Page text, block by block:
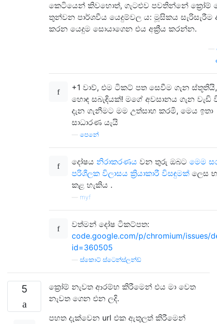
කෙටියෙන් කිවහොත්, ගැටළුව පවතින්නේ ක්‍රෝම්
තුන්වන පාර්ශවීය යෙදුම්වල ය: මූසිකය සැරිසැරීම
කරන යෙදුම සොයාගෙන එය අක්‍රීය කරන්න.
+1 වාව්, එම ටිකට් පත සෙවීම ගැන
හොඳ සබැඳියක්! මගේ අවසානය ගැන වැඩි
දැන ගැනීමට මම උත්සාහ කරමි, මෙය ඉතා
සාධාරණ යැයි
පෙනේ
දෝෂය නිරාකරණය වන තුරු ඔබට මෙම
පරිශීලක විලාසය ක්‍රියාකාරී විසඳුමක් ලෙස
කළ හැකිය .
myf
වත්මන් දෝෂ ටිකට්පත:
code.google.com/p/chromium/issues/
id=360505
ස්කොට් ස්ටෙන්ස්ලන්ඩ්
5
ක්‍රෝම් නැවත ආරම්භ කිරීමෙන් එය මා වෙත
නැවත ගෙන එන ලදි.
පහත දැක්වෙන url එක ඇතුලත් කිරීමෙන්